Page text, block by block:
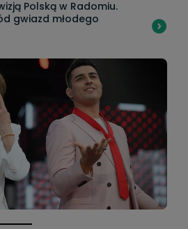
Polską w Radomiu.
gwiazd młodego